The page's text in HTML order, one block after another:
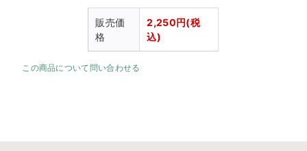
販売価
格
2,250円(税
込)
この商品について問い合わせる